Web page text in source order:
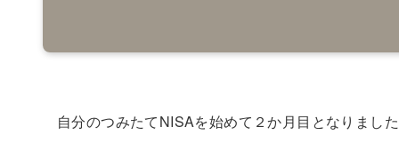
自分のつみたてNISAを始めて２か月目となりまし